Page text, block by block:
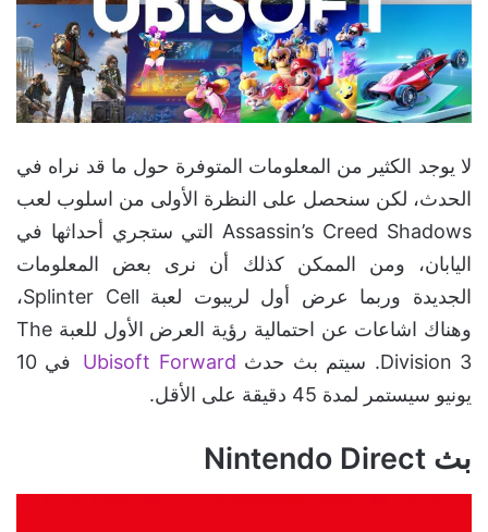
لا يوجد الكثير من المعلومات المتوفرة حول ما قد نراه في
الحدث، لكن سنحصل على النظرة الأولى من اسلوب لعب
Assassin’s Creed Shadows التي ستجري أحداثها في
اليابان، ومن الممكن كذلك أن نرى بعض المعلومات
الجديدة وربما عرض أول لريبوت لعبة Splinter Cell،
وهناك اشاعات عن احتمالية رؤية العرض الأول للعبة The
Division 3. سيتم بث حدث
Ubisoft Forward
في 10
يونيو سيستمر لمدة 45 دقيقة على الأقل.
بث Nintendo Direct